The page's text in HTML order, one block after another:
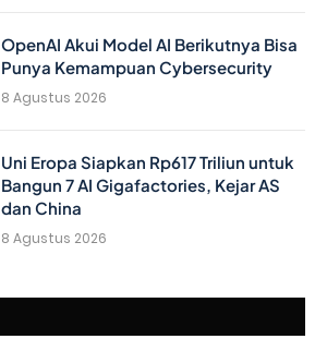
OpenAI Akui Model AI Berikutnya Bisa
Punya Kemampuan Cybersecurity
8 Agustus 2026
Uni Eropa Siapkan Rp617 Triliun untuk
Bangun 7 AI Gigafactories, Kejar AS
dan China
8 Agustus 2026